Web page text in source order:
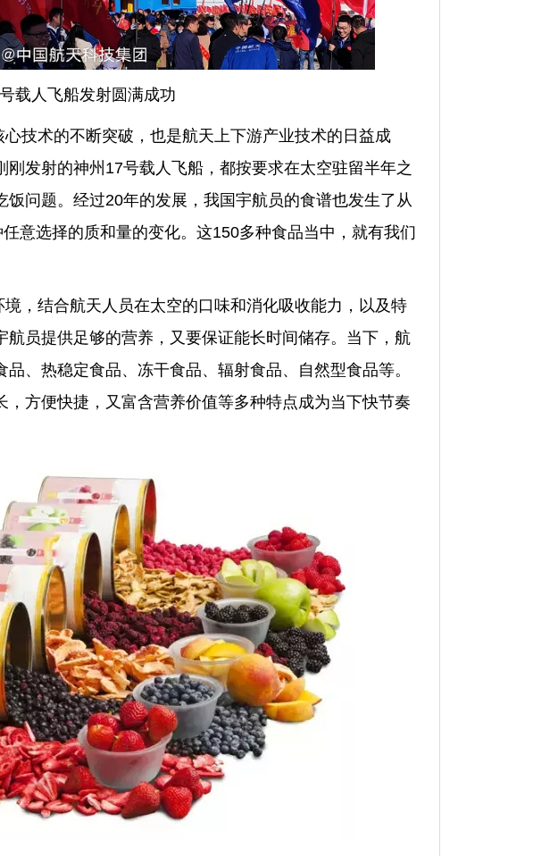
号载人飞船发射圆满成功
技术的不断突破，也是航天上下游产业技术的日益成
刚发射的神州 17号载人飞船，都按要求在太空驻留半年之
饭问题。经过20年的发展，我国宇航员的食谱也发生了从
任意选择的质和量的变化。这150多种食品当中，就有我们
，结合航天人员在太空的口味和消化吸收能力，以及特
员提供足够的营养，又要保证能长时间储存。当下，航
、热稳定食品、冻干食品、辐射食品、自然型食品等。
方便快捷，又富含营养价值等多种特点成为当下快节奏